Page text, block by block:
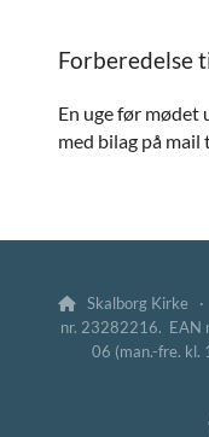
Forberedelse
En uge før
med bilag på mail

Skalborg Kirke ·
nr. 23282216.
06 (man.-fre.